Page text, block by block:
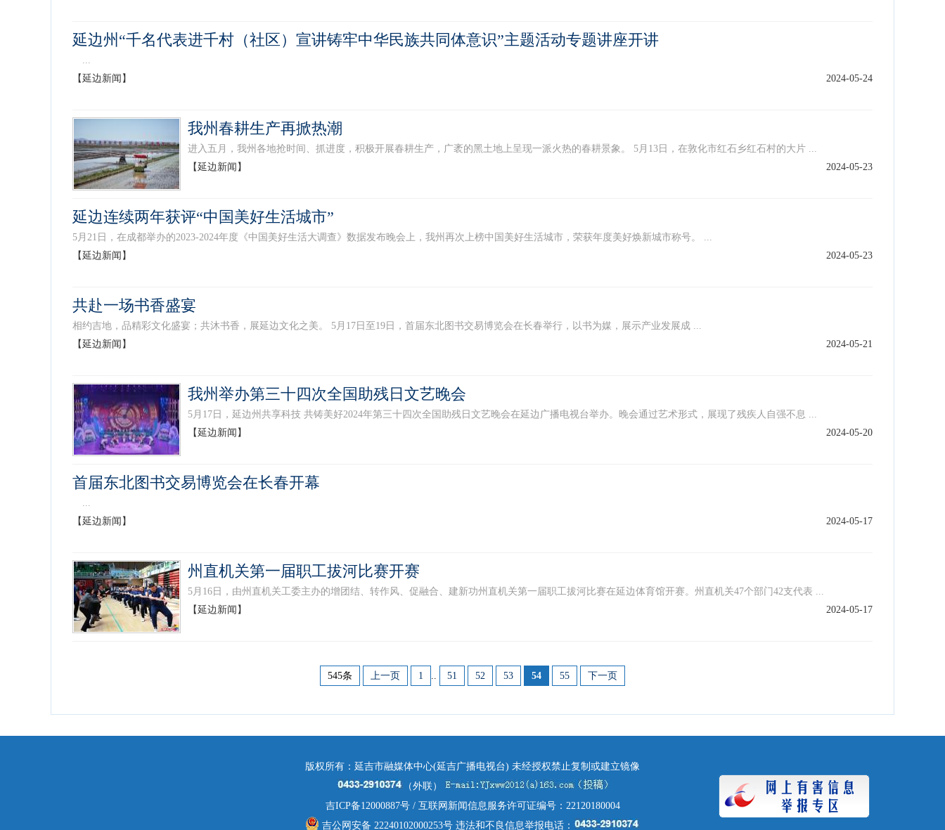
​延边州“千名代表进千村（社区）宣讲铸牢中华民族共同体意识”主题活动专题讲座开讲
...
2024-05-24
【延边新闻】
我州春耕生产再掀热潮
进入五月，我州各地抢时间、抓进度，积极开展春耕生产，广袤的黑土地上呈现一派火热的春耕景象。 5月13日，在敦化市红石乡红石村的大片 ...
2024-05-23
【延边新闻】
延边连续两年获评“中国美好生活城市”
5月21日，在成都举办的2023-2024年度《中国美好生活大调查》数据发布晚会上，我州再次上榜中国美好生活城市，荣获年度美好焕新城市称号。 ...
2024-05-23
【延边新闻】
共赴一场书香盛宴
相约吉地，品精彩文化盛宴；共沐书香，展延边文化之美。 5月17日至19日，首届东北图书交易博览会在长春举行，以书为媒，展示产业发展成 ...
2024-05-21
【延边新闻】
我州举办第三十四次全国助残日文艺晚会
5月17日，延边州共享科技 共铸美好2024年第三十四次全国助残日文艺晚会在延边广播电视台举办。晚会通过艺术形式，展现了残疾人自强不息 ...
2024-05-20
【延边新闻】
首届东北图书交易博览会在长春开幕
...
2024-05-17
【延边新闻】
州直机关第一届职工拔河比赛开赛
5月16日，由州直机关工委主办的增团结、转作风、促融合、建新功州直机关第一届职工拔河比赛在延边体育馆开赛。州直机关47个部门42支代表 ...
2024-05-17
【延边新闻】
545条 上一页 1 .. 51 52 53 54 55 下一页
版权所有：延吉市融媒体中心(延吉广播电视台) 未经授权禁止复制或建立镜像
（外联）
吉ICP备12000887号/ 互联网新闻信息服务许可证编号：22120180004
吉公网安备 22240102000253号 违法和不良信息举报电话：